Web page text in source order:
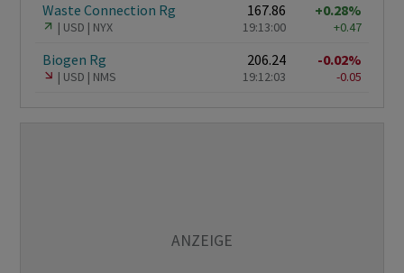
Waste Connection Rg
USD NYX
167.86
19:13:00
+0.28%
+0.47
Biogen Rg
USD NMS
206.24
19:12:03
-0.02%
-0.05